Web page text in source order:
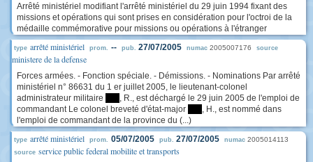
Arrêté ministériel modifiant l'arrêté ministériel du 29 juin 1994 fixant des
missions et opérations qui sont prises en considération pour l'octroi de la
médaille commémorative pour missions ou opérations à l'étranger
type arrêté ministériel prom. -- pub. 27/07/2005 numac 2005007176 source
ministere de la defense
Forces armées. - Fonction spéciale. - Démissions. - Nominations Par arrêté
ministériel n° 86631 du 1 er juillet 2005, le lieutenant-colonel
administrateur militaire
, R., est déchargé le 29 juin 2005 de l'emploi de
commandant Le colonel breveté d'état-major
, H., est nommé dans
l'emploi de commandant de la province du (...)
type arrêté ministériel prom. 05/07/2005 pub. 27/07/2005 numac 2005014113
source service public federal mobilite et transports